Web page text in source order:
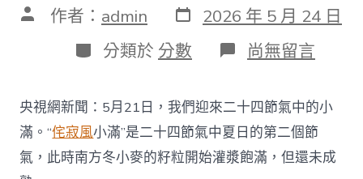
文 作者： admin 發
表
日
期
2026 年 5 月 24 日
分
類
分類於 分數 在
〈“良
+良
法
+良
技”
護
尚無留言
央視網新聞：5月21日，我們迎來二十四節氣中的小
滿。“侘寂風小滿”是二十四節氣中夏日的第二個節
氣，此時南方冬小麥的籽粒開始灌漿飽滿，但還未成